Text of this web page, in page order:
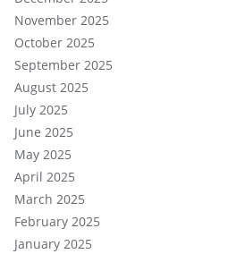
November 2025
October 2025
September 2025
August 2025
July 2025
June 2025
May 2025
April 2025
March 2025
February 2025
January 2025